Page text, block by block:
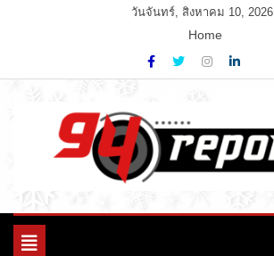
วันจันทร์, สิงหาคม 10, 2026
Home
94 Report.com
Variety News
Toggle